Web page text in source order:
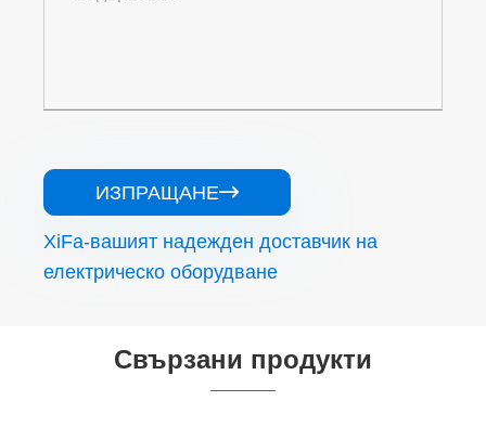
ИЗПРАЩАНЕ
XiFa-вашият надежден доставчик на
електрическо оборудване
Свързани продукти